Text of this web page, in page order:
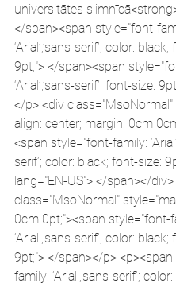
universitātes
</span><span style="font-
‘Arial’,’sans-serif’; color:
9pt;"> </span><span
‘Arial’,’sans-serif’; font-size:
</p> <div
align: center; margin: 0cm
<span style="font-family:
serif’; color: black; font-size:
lang="EN-US"> </span></div>
class="MsoNormal"
0cm 0pt;"><span style="font-
‘Arial’,’sans-serif’; color:
9pt;"> </span></p>
family: ‘Arial’,’sans-serif’;